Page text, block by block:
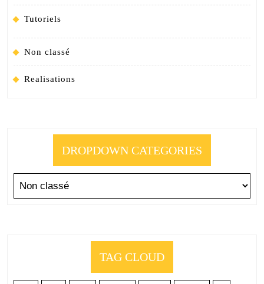
Tutoriels
Non classé
Realisations
DROPDOWN CATEGORIES
TAG CLOUD